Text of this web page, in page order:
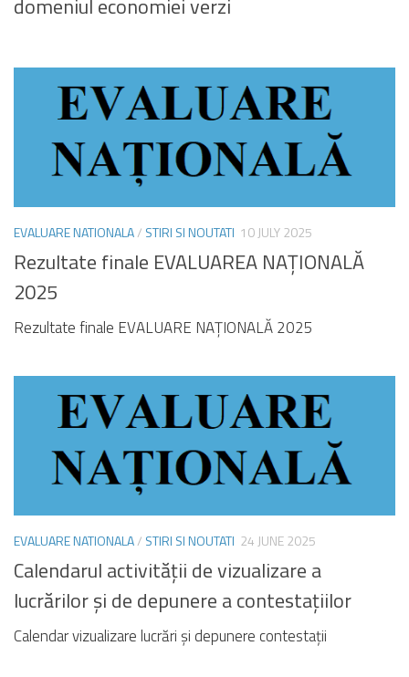
EVALUARE NATIONALA/ STIRI SI NOUTATI 10 JULY 2025
Rezultate finale EVALUAREA NAȚIONALĂ
2025
Rezultate finale EVALUARE NAȚIONALĂ 2025
EVALUARE NATIONALA/ STIRI SI NOUTATI 24 JUNE 2025
Calendarul activității de vizualizare a
lucrărilor și de depunere a contestațiilor
Calendar vizualizare lucrări și depunere contestații